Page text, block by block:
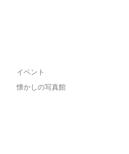
イベント
懐かしの写真館